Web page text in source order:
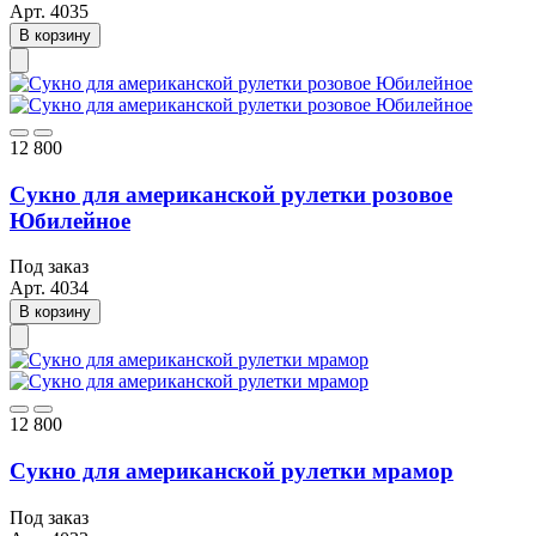
Арт. 4035
В корзину
12 800
Сукно для американской рулетки розовое
Юбилейное
Под заказ
Арт. 4034
В корзину
12 800
Сукно для американской рулетки мрамор
Под заказ